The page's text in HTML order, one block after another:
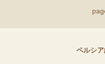
ペルシ